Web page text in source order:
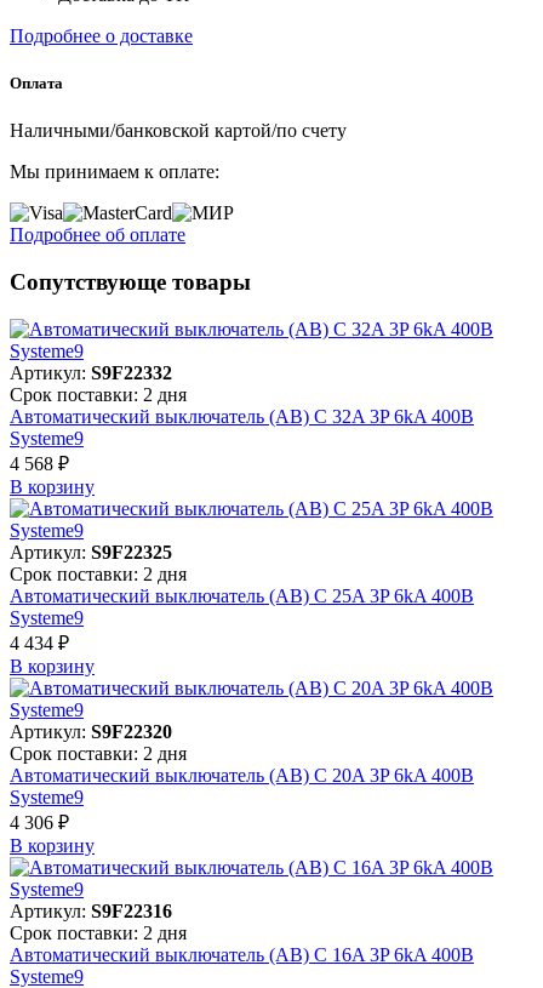
Подробнее о доставке
Оплата
Наличными/банковской картой/по счету
Мы принимаем к оплате:
Подробнее об оплате
Сопутствующе товары
Артикул: S9F22332
Срок поставки: 2 дня
Автоматический выключатель (АВ) C 32A 3P 6kA 400В
Systeme9
4 568 ₽
В корзинy
Артикул: S9F22325
Срок поставки: 2 дня
Автоматический выключатель (АВ) C 25A 3P 6kA 400В
Systeme9
4 434 ₽
В корзинy
Артикул: S9F22320
Срок поставки: 2 дня
Автоматический выключатель (АВ) C 20A 3P 6kA 400В
Systeme9
4 306 ₽
В корзинy
Артикул: S9F22316
Срок поставки: 2 дня
Автоматический выключатель (АВ) C 16A 3P 6kA 400В
Systeme9